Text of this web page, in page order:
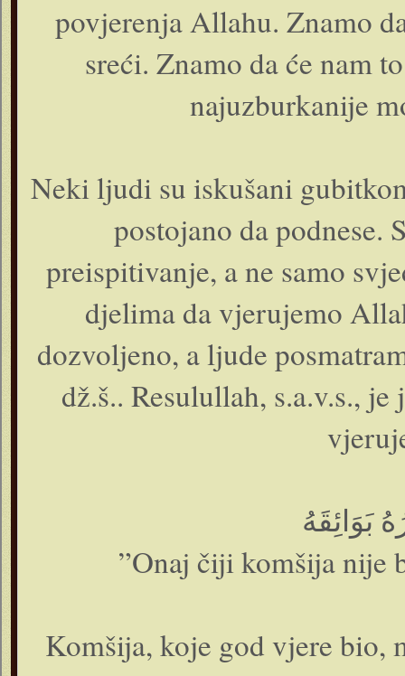
povjerenja Allahu. Znamo
sreći. Znamo da će nam
najuzburkanije
Neki ljudi su iskušani
postojano da podnese.
preispitivanje, a ne samo
djelima da vjerujemo
dozvoljeno, a ljude
dž.š.. Resulullah, s.a.v.s.,
”Onaj čiji komšija nije
Komšija, koje god vjere bio,